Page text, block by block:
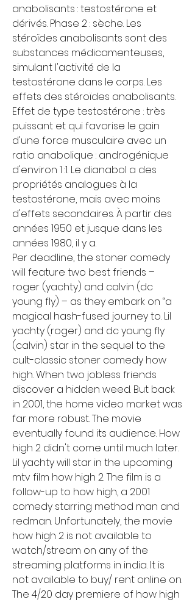
anabolisants : testostérone et
dérivés. Phase 2 : sèche. Les
stéroïdes anabolisants sont des
substances médicamenteuses,
simulant l'activité de la
testostérone dans le corps. Les
effets des stéroïdes anabolisants.
Effet de type testostérone : très
puissant et qui favorise le gain
d'une force musculaire avec un
ratio anabolique : androgénique
d'environ 1 :1. Le dianabol a des
propriétés analogues à la
testostérone, mais avec moins
d'effets secondaires. À partir des
années 1950 et jusque dans les
années 1980, il y a.
Per deadline, the stoner comedy
will feature two best friends –
roger (yachty) and calvin (dc
young fly) – as they embark on “a
magical hash-fused journey to. Lil
yachty (roger) and dc young fly
(calvin) star in the sequel to the
cult-classic stoner comedy how
high. When two jobless friends
discover a hidden weed. But back
in 2001, the home video market was
far more robust. The movie
eventually found its audience. How
high 2 didn't come until much later.
Lil yachty will star in the upcoming
mtv film how high 2. The film is a
follow-up to how high, a 2001
comedy starring method man and
redman. Unfortunately, the movie
how high 2 is not available to
watch/stream on any of the
streaming platforms in india. It is
not available to buy/ rent online on.
The 4/20 day premiere of how high